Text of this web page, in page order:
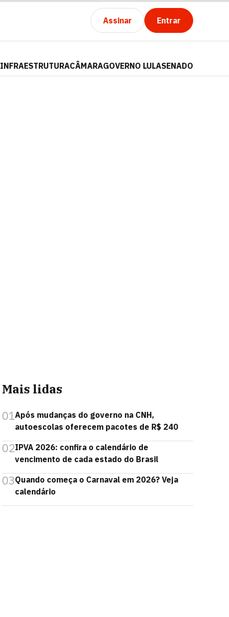
Assinar Entrar
INFRAESTRUTURACÂMARAGOVERNO LULASENADO
Mais lidas
01Após mudanças do governo na CNH,
autoescolas oferecem pacotes de R$ 240
02IPVA 2026: confira o calendário de
vencimento de cada estado do Brasil
03Quando começa o Carnaval em 2026? Veja
calendário